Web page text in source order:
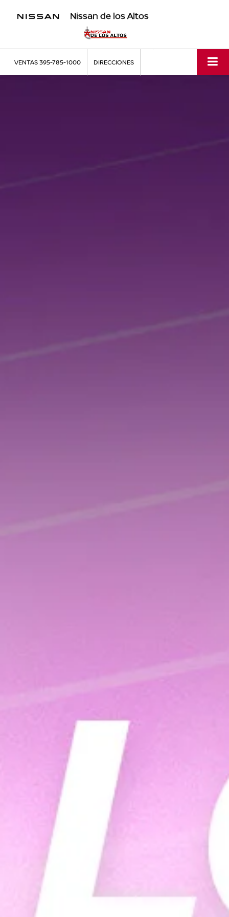
Nissan de los Altos
VENTAS395-785-1000 DIRECCIONES